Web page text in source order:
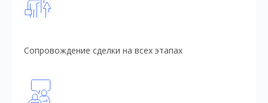
Сопровождение сделки на всех этапах